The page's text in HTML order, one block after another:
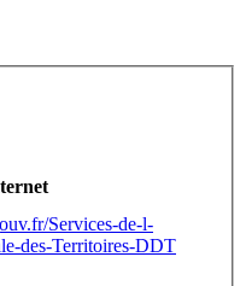
Services-de-l-
des-Territoires-DDT